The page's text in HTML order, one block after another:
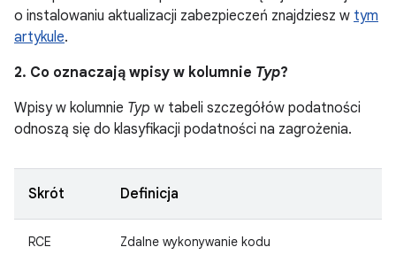
o instalowaniu aktualizacji zabezpieczeń znajdziesz w tym
artykule.
2. Co oznaczają wpisy w kolumnie Typ?
Wpisy w kolumnie Typ w tabeli szczegółów podatności
odnoszą się do klasyfikacji podatności na zagrożenia.
Skrót Definicja
RCE Zdalne wykonywanie kodu